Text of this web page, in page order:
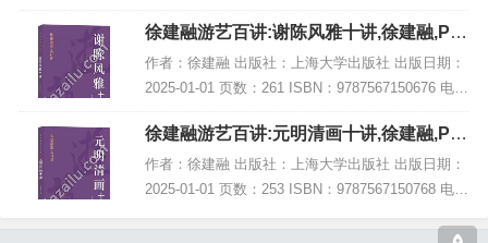
7547065402 电子书大小：232MB [高清扫描版PDF
格式] 内...
徐建融游艺百讲:谢陈风雅十讲,徐建融,PD
F电子书网盘下载
作者：徐建融 出版社：上海大学出版社 出版日期：
2025-01-01 页数：261 ISBN：9787567150676 电子
书大小：183MB [高清扫描版PDF格式] 内容简介 在
徐建融...
徐建融游艺百讲:元明清画十讲,徐建融,PD
F电子书网盘下载
作者：徐建融 出版社：上海大学出版社 出版日期：
2025-01-01 页数：253 ISBN：9787567150768 电子